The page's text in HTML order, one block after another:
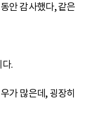
안 감사했다, 같은
.
가 많은데, 굉장히